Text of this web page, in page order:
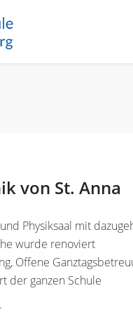
von St. Anna
Physiksaal mit
wurde renoviert
Offene
der ganzen Schule